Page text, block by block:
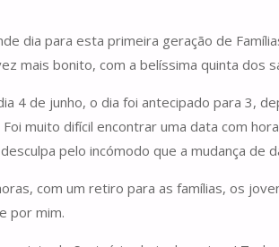
dia para esta primeira geração de
mais bonito, com a belíssima quinta
4 de junho, o dia foi antecipado para 3,
Foi muito difícil encontrar uma data com
pelo incómodo que a mudança de
com um retiro para as famílias, os
por mim.